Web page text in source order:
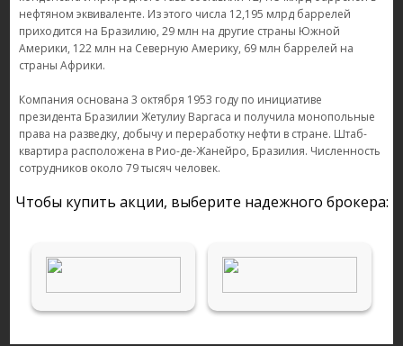
нефтяном эквиваленте. Из этого числа 12,195 млрд баррелей
приходится на Бразилию, 29 млн на другие страны Южной
Америки, 122 млн на Северную Америку, 69 млн баррелей на
страны Африки.
Компания основана 3 октября 1953 году по инициативе
президента Бразилии Жетулиу Варгаса и получила монопольные
права на разведку, добычу и переработку нефти в стране. Штаб-
квартира расположена в Рио-де-Жанейро, Бразилия. Численность
сотрудников около 79 тысяч человек.
Чтобы купить акции, выберите надежного брокера: